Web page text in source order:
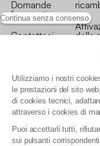
Continua senza consenso
Utilizziamo i nostri
le prestazioni del sito
di cookies tecnici,
attraverso i cookies di
Puoi accettarli tutti,
sui pulsanti
Domande
frequenti
Contattaci
della
Politica di